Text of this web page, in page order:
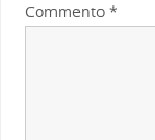
Commento *